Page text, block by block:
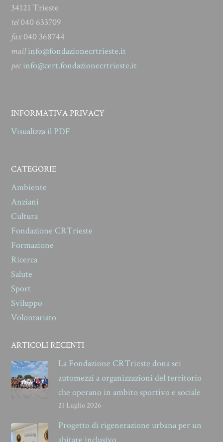
34121 Trieste
tel040 633709
fax040 368744
mailinfo@fondazionecrtrieste.it
pecinfo@cert.fondazionecrtrieste.it
INFORMATIVA PRIVACY
Visualizza il PDF
CATEGORIE
Ambiente
Anziani
Cultura
Fondazione CRTrieste
Formazione
Ricerca
Salute
Sport
Sviluppo
Volontariato
ARTICOLI RECENTI
La Fondazione CRTrieste dona sei
automezzi a organizzazioni del territorio
che operano in ambito sportivo e sociale
21 Luglio 2026
Progetto di rigenerazione urbana per un